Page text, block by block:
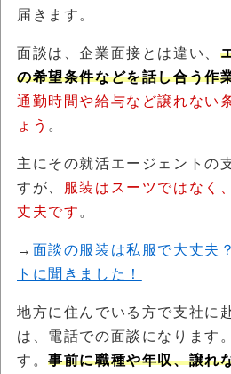
届きます。
面談は、企業面接とは違い、
の希望条件などを話し合う作
通勤時間や給与など譲れない
ょう 。
主にその就活エージェントの
すが、 服装はスーツではなく
丈夫です。
→ 面談の服装は私服で大丈夫
トに聞きました！
地方に住んでいる方で支社に
は、電話での面談になります
す。事前に職種や年収、譲れ